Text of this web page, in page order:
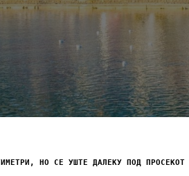
НО СЕ УШТЕ ДАЛЕКУ ПОД ПРОСЕКОТ